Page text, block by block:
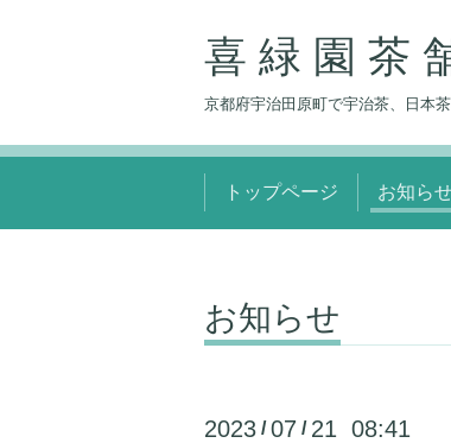
喜 緑 園 茶
京都府宇治田原町で宇治茶、日本
トップページ お知ら
お知らせ
2023 /07 / 21 08:41